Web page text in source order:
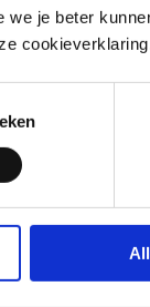
je beter
u gebruik
stellen om